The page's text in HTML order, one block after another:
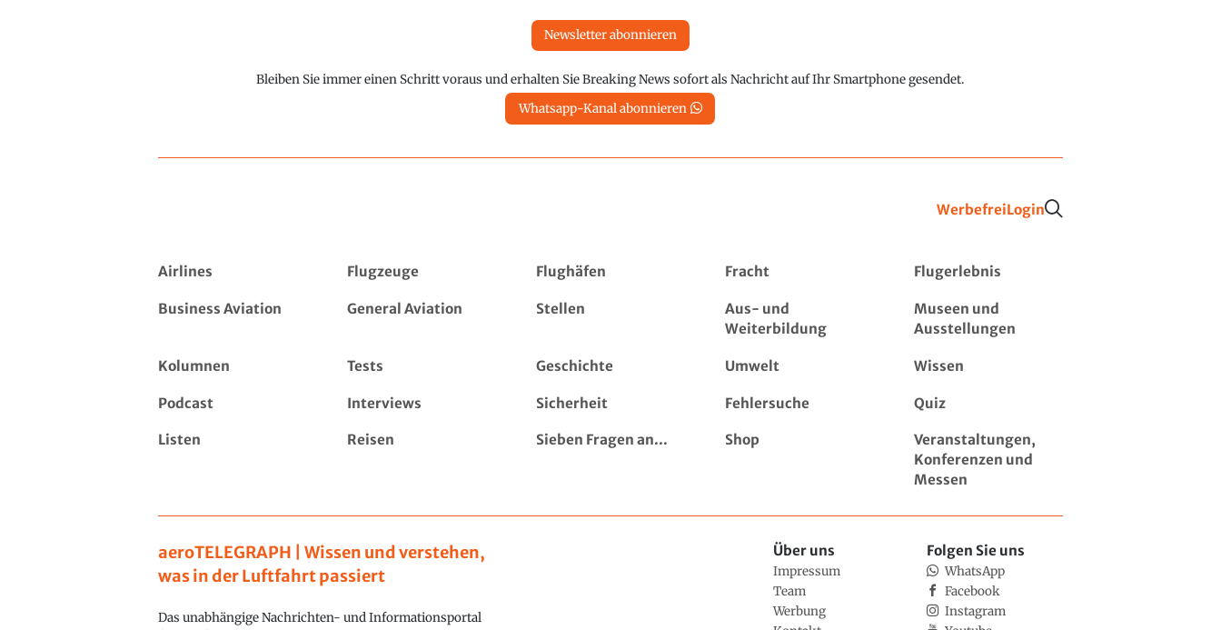
Newsletter abonnieren
Bleiben Sie immer einen Schritt voraus und erhalten Sie Breaking News sofort als Nachricht auf Ihr Smartphone gesendet.
Whatsapp-Kanal abonnieren
WerbefreiLogin
Airlines Flugzeuge Flughäfen Fracht Flugerlebnis
Business Aviation General Aviation Stellen
Aus- und
Weiterbildung
Museen und
Ausstellungen
Kolumnen Tests Geschichte Umwelt Wissen
Podcast Interviews Sicherheit Fehlersuche Quiz
Listen Reisen Sieben Fragen an... Shop
Veranstaltungen,
Konferenzen und
Messen
aeroTELEGRAPH | Wissen und verstehen,
was in der Luftfahrt passiert
Das unabhängige Nachrichten- und Informationsportal
Über uns
Impressum
Team
Werbung
Folgen Sie uns
WhatsApp
Facebook
Instagram